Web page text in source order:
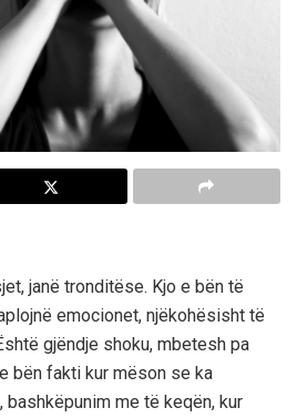
janë tronditëse. Kjo e bën të
emocionet, njëkohësisht të
gjëndje shoku, mbetesh pa
bën fakti kur mëson se ka
bashkëpunim me të keqën, kur